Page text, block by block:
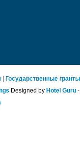
| Государственные гранты
Designed by Hotel Guru -